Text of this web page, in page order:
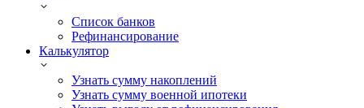
Список банков
Рефинансирование
Калькулятор
Узнать сумму накоплений
Узнать сумму военной ипотеки